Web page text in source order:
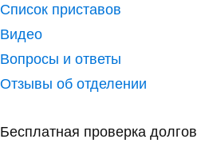
Список приставов
Видео
Вопросы и ответы
Отзывы об отделении
Бесплатная проверка долгов